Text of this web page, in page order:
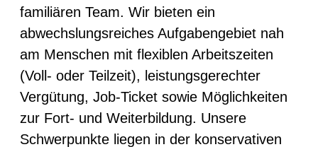
familiären Team. Wir bieten ein
abwechslungsreiches Aufgabengebiet nah
am Menschen mit flexiblen Arbeitszeiten
(Voll- oder Teilzeit), leistungsgerechter
Vergütung, Job-Ticket sowie Möglichkeiten
zur Fort- und Weiterbildung. Unsere
Schwerpunkte liegen in der konservativen